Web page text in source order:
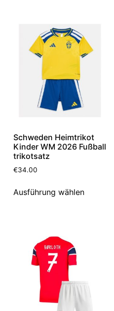
Schweden Heimtrikot
Kinder WM 2026 Fußball
trikotsatz
€34.00
Ausführung wählen